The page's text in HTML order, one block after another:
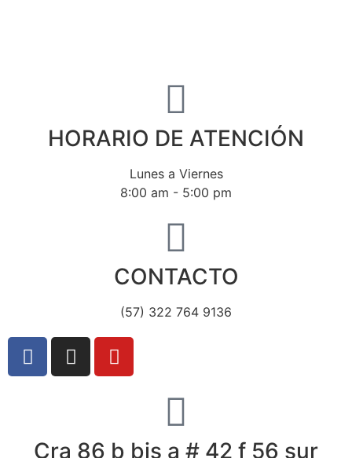
HORARIO DE ATENCIÓN
Lunes a Viernes
8:00 am - 5:00 pm
CONTACTO
(57) 322 764 9136
Cra 86 b bis a # 42 f 56 sur